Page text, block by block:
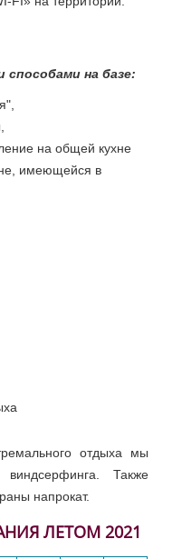
способами на базе:
на общей кухне
имеющейся в
отдыха мы
Также
напрокат.
ЛЕТОМ 2021